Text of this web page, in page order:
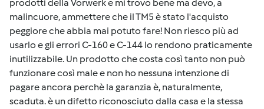
prodotti della Vorwerk e mi trovo bene ma devo, a
malincuore, ammettere che il TM5 è stato l'acquisto
peggiore che abbia mai potuto fare! Non riesco più ad
usarlo e gli errori C-160 e C-144 lo rendono praticamente
inutilizzabile. Un prodotto che costa così tanto non può
funzionare così male e non ho nessuna intenzione di
pagare ancora perchè la garanzia è, naturalmente,
scaduta. è un difetto riconosciuto dalla casa e la stessa